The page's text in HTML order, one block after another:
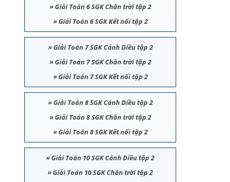
»Giải Toán 6 SGK Chân trời tập 2
»Giải Toán 6 SGK Kết nối tập 2
»Giải Toán 7 SGK Cánh Diều tập 2
»Giải Toán 7 SGK Chân trời tập 2
»Giải Toán 7 SGK Kết nối tập 2
»Giải Toán 8 SGK Cánh Diều tập 2
»Giải Toán 8 SGK Chân trời tập 2
»Giải Toán 8 SGK Kết nối tập 2
»Giải Toán 10 SGK Cánh Diều tập 2
»Giải Toán 10 SGK Chân trời tập 2